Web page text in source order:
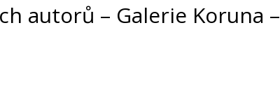
autorů – Galerie Koruna –